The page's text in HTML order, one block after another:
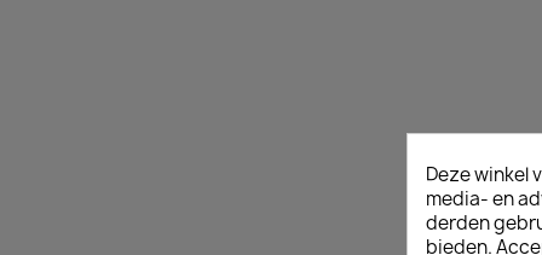
Deze winkel
media- en
derden
bieden.